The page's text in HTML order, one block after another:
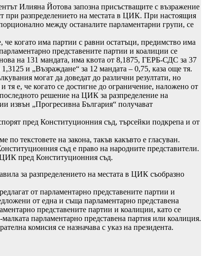
Илияна Йотова запозна присъстващите с възражение
при разпределението на местата в ЦИК. При настоящия
между останалите парламентарни групи, се
когато има партии с равни остатъци, предимство има
представените партии и коалиции се
на 131 мандата, има квота от 8,1875, ГЕРБ-СДС за 37
и „Възраждане“ за 12 мандата – 0,75, каза още тя.
могат да доведат до различни резултати, но
е, че когато се достигне до ограничение, наложено от
решение на ЦИК за разпределение на
извън „Прогресивна България“ получават
пред Конституционния съд, търсейки подкрепа и от
текстовете на закона, такъв какъвто е гласуван.
съд е право на народните представители.
ЦИК пред Конституционния съд.
за разпределението на местата в ЦИК съобразно
от парламентарно представените партии и
от една и съща парламентарно представена
представените партии и коалиции, като се
парламентарно представена партия или коалиция.
комисия се назначава с указ на президента.